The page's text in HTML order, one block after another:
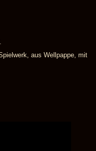
aus Wellpappe, mit